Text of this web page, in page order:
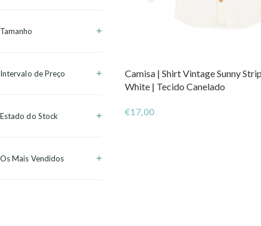
Tamanho
Intervalo de Preço
Estado do Stock
Os Mais Vendidos
Camisa | Shirt Vintage Sunny
White | Tecido Canelado
€17,00